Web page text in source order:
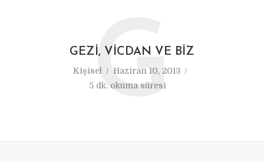
GEZI, VICDAN VE BIZ
Kişisel
Haziran 10, 2013
5 dk. okuma süresi
G